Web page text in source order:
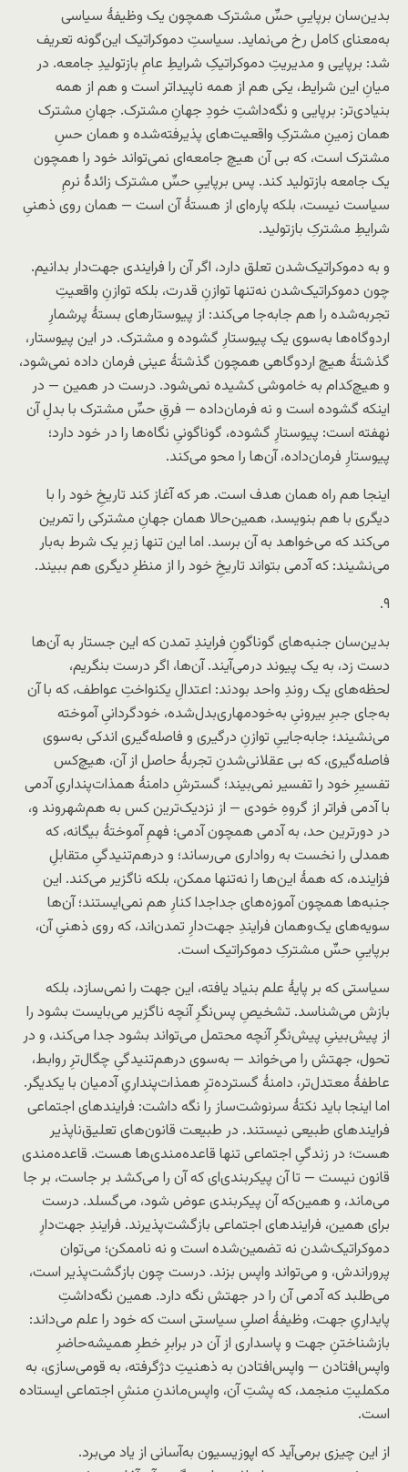
بدین‌سان برپاییِ حسِّ مشترک همچون یک وظیفهٔ سیاسی
به‌معنای کامل رخ می‌نماید. سیاستِ دموکراتیک این‌گونه تعریف
شد: برپایی و مدیریتِ دموکراتیکِ شرایطِ عامِ بازتولیدِ جامعه. در
میانِ این شرایط، یکی هم از همه ناپیداتر است و هم از همه
بنیادی‌تر: برپایی و نگه‌داشتِ خودِ جهانِ مشترک. جهانِ مشترک
همان زمینِ مشترکِ واقعیت‌های پذیرفته‌شده و همان حسِ
مشترک است، که بی آن هیچ جامعه‌ای نمی‌تواند خود را همچون
یک جامعه بازتولید کند. پس برپاییِ حسِّ مشترک زائدهٔ نرمِ
سیاست نیست، بلکه پاره‌ای از هستهٔ آن است — همان روی ذهنیِ
شرایطِ مشترکِ بازتولید.
و به دموکراتیک‌شدن تعلق دارد، اگر آن را فرایندی جهت‌دار بدانیم.
چون دموکراتیک‌شدن نه‌تنها توازنِ قدرت، بلکه توازنِ واقعیتِ
تجربه‌شده را هم جابه‌جا می‌کند: از پیوستارهای بستهٔ پرشمارِ
اردوگاه‌ها به‌سوی یک پیوستارِ گشوده و مشترک. در این پیوستار،
گذشتهٔ هیچ اردوگاهی همچون گذشتهٔ عینی فرمان داده نمی‌شود،
و هیچ‌کدام به خاموشی کشیده نمی‌شود. درست در همین — در
اینکه گشوده است و نه فرمان‌داده — فرقِ حسِّ مشترک با بدلِ آن
نهفته است: پیوستارِ گشوده، گوناگونیِ نگاه‌ها را در خود دارد؛
پیوستارِ فرمان‌داده، آن‌ها را محو می‌کند.
اینجا هم راه همان هدف است. هر که آغاز کند تاریخِ خود را با
دیگری با هم بنویسد، همین‌حالا همان جهانِ مشترکی را تمرین
می‌کند که می‌خواهد به آن برسد. اما این تنها زیرِ یک شرط به‌بار
می‌نشیند: که آدمی بتواند تاریخِ خود را از منظرِ دیگری هم ببیند.
۹.
بدین‌سان جنبه‌های گوناگونِ فرایندِ تمدن که این جستار به آن‌ها
دست زد، به یک پیوند در‌می‌آیند. آن‌ها، اگر درست بنگریم،
لحظه‌های یک روندِ واحد بودند: اعتدالِ یکنواختِ عواطف، که با آن
به‌جای جبرِ بیرونیِ به‌خودمهاری‌بدل‌شده، خودگردانیِ آموخته
می‌نشیند؛ جابه‌جاییِ توازنِ درگیری و فاصله‌گیری اندکی به‌سوی
فاصله‌گیری، که بی عقلانی‌شدنِ تجربهٔ حاصل از آن، هیچ‌کس
تفسیرِ خود را تفسیر نمی‌بیند؛ گسترشِ دامنهٔ همذات‌پنداریِ آدمی
با آدمی فراتر از گروهِ خودی — از نزدیک‌ترین کس به هم‌شهروند و،
در دورترین حد، به آدمی همچون آدمی؛ فهمِ آموختهٔ بیگانه، که
همدلی را نخست به رواداری می‌رساند؛ و درهم‌تنیدگیِ متقابلِ
فزاینده، که همهٔ این‌ها را نه‌تنها ممکن، بلکه ناگزیر می‌کند. این
جنبه‌ها همچون آموزه‌های جدا‌جدا کنارِ هم نمی‌ایستند؛ آن‌ها
سویه‌های یک‌و‌همان فرایندِ جهت‌دارِ تمدن‌اند، که روی ذهنیِ آن،
برپاییِ حسِّ مشترکِ دموکراتیک است.
سیاستی که بر پایهٔ علم بنیاد یافته، این جهت را نمی‌سازد، بلکه
بازش می‌شناسد. تشخیصِ پس‌نگرِ آنچه ناگزیر می‌بایست بشود را
از پیش‌بینیِ پیش‌نگرِ آنچه محتمل می‌تواند بشود جدا می‌کند، و در
تحول، جهتش را می‌خواند — به‌سوی درهم‌تنیدگیِ چگال‌ترِ روابط،
عاطفهٔ معتدل‌تر، دامنهٔ گسترده‌ترِ همذات‌پنداریِ آدمیان با یکدیگر.
اما اینجا باید نکتهٔ سرنوشت‌ساز را نگه داشت: فرایندهای اجتماعی
فرایندهای طبیعی نیستند. در طبیعت قانون‌های تعلیق‌ناپذیر
هست؛ در زندگیِ اجتماعی تنها قاعده‌مندی‌ها هست. قاعده‌مندی
قانون نیست — تا آن پیکربندی‌ای که آن را می‌کشد بر جاست، بر جا
می‌ماند، و همین‌که آن پیکربندی عوض شود، می‌گسلد. درست
برای همین، فرایندهای اجتماعی بازگشت‌پذیرند. فرایندِ جهت‌دارِ
دموکراتیک‌شدن نه تضمین‌شده است و نه ناممکن؛ می‌توان
پروراندش، و می‌تواند واپس بزند. درست چون بازگشت‌پذیر است،
می‌طلبد که آدمی آن را در جهتش نگه دارد. همین نگه‌داشتِ
پایداریِ جهت، وظیفهٔ اصلیِ سیاستی است که خود را علم می‌داند:
بازشناختنِ جهت و پاسداری از آن در برابرِ خطرِ همیشه‌حاضرِ
واپس‌افتادن — واپس‌افتادن به ذهنیتِ دژگرفته، به قومی‌سازی، به
مکملیتِ منجمد، که پشتِ آن، واپس‌ماندنِ منشِ اجتماعی ایستاده
است.
از این چیزی برمی‌آید که اپوزیسیون به‌آسانی از یاد می‌برد.